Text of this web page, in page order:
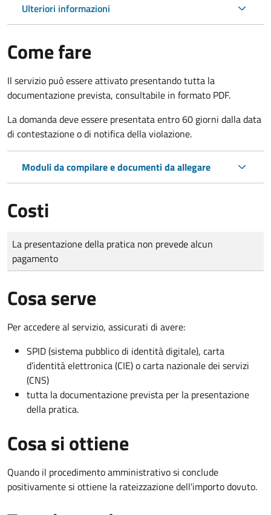
Ulteriori informazioni
Come fare
Il servizio può essere attivato presentando tutta la
documentazione prevista, consultabile in formato PDF.
La domanda deve essere presentata entro 60 giorni dalla data
di contestazione o di notifica della violazione.
Moduli da compilare e documenti da allegare
Costi
Tipo di pagamento
Importo
La presentazione della pratica non prevede alcun
pagamento
Cosa serve
Per accedere al servizio, assicurati di avere:
SPID (sistema pubblico di identità digitale), carta
d’identità elettronica (CIE) o carta nazionale dei servizi
(CNS)
tutta la documentazione prevista per la presentazione
della pratica.
Cosa si ottiene
Quando il procedimento amministrativo si conclude
positivamente si ottiene la rateizzazione dell'importo dovuto.